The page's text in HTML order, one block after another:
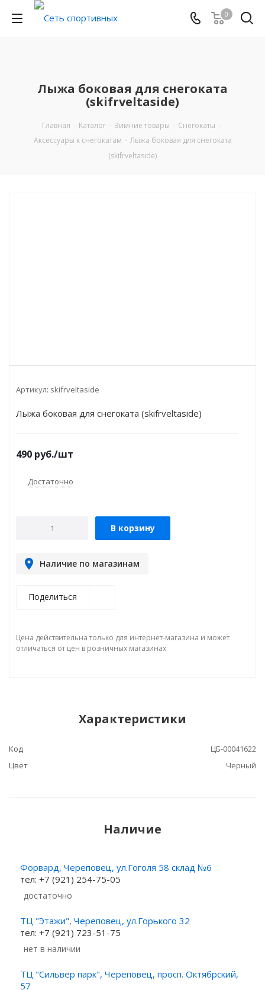
0
Лыжа боковая для снегоката
(skifrveltaside)
Главная - Каталог - Зимние товары - Снегокаты -
Аксессуары к снегокатам - Лыжа боковая для снегоката
(skifrveltaside)
Артикул: skifrveltaside
Лыжа боковая для снегоката (skifrveltaside)
490 руб./шт
Достаточно
В корзину
Наличие по магазинам
Поделиться
Цена действительна только для интернет-магазина и может
отличаться от цен в розничных магазинах
Характеристики
Код
ЦБ-00041622
Цвет
Черный
Наличие
Форвард, Череповец, ул.Гоголя 58 склад №6
тел: +7 (921) 254-75-05
Достаточно
ТЦ "Этажи", Череповец, ул.Горького 32
тел: +7 (921) 723-51-75
Нет в наличии
ТЦ "Сильвер парк", Череповец, просп. Октябрский,
57